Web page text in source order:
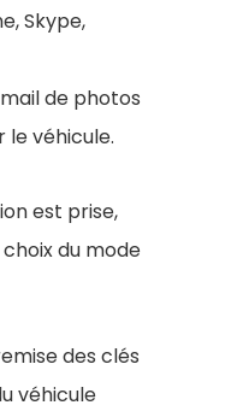
Skype,
de photos
le véhicule.
est prise,
du mode
des clés
véhicule